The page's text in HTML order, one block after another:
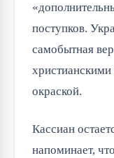
поступков.
самобытная
окраской.
Кассиан
напоминает,